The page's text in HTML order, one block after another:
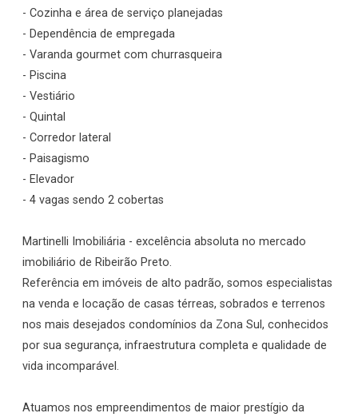
- Cozinha e área de serviço planejadas
- Dependência de empregada
- Varanda gourmet com churrasqueira
- Piscina
- Vestiário
- Quintal
- Corredor lateral
- Paisagismo
- Elevador
- 4 vagas sendo 2 cobertas
Martinelli Imobiliária - excelência absoluta no mercado
imobiliário de Ribeirão Preto.
Referência em imóveis de alto padrão, somos especialistas
na venda e locação de casas térreas, sobrados e terrenos
nos mais desejados condomínios da Zona Sul, conhecidos
por sua segurança, infraestrutura completa e qualidade de
vida incomparável.
Atuamos nos empreendimentos de maior prestígio da